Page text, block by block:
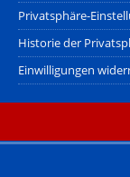
Privatsphäre-
Historie der
Einwilligungen